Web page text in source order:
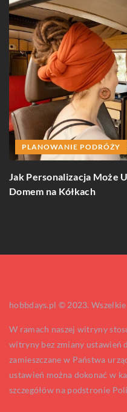
PLANOWANIE PODRÓŻY
Jak Personalizacja Może
Domem na Kółkach
hobbdays.pl © 2023.
W ramach naszej witryny
witryny bez zmiany ustawień
zamieszczane w Państwa
ustawień można dokonać w
szczegółów na podstronie